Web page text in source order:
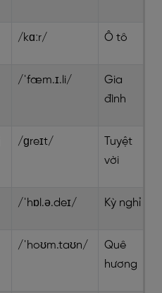
/kɑːr/ Ô tô
/ˈfæm.ɪ.li/
Gia
đình
/ɡreɪt/
Tuyệt
vời
/ˈhɒl.ə.deɪ/ Kỳ nghỉ
/ˈhoʊm.taʊn/
Quê
hương